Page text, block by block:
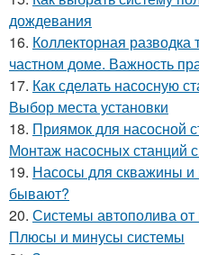
дождевания
16. Коллекторная
частном доме. Важность
17. Как сделать насосную
Выбор места установки
18. Приямок для насосной
Монтаж насосных станций
19. Насосы для скважины и
бывают?
20. Системы автополива от
Плюсы и минусы системы